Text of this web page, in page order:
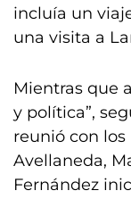
incluía un
una visita a
Mientras que
y política”,
reunió con los
Avellaneda,
Fernández